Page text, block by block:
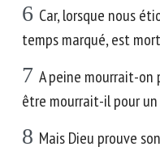
6 Car, lorsque nous
temps marqué, est
7 A peine mourrait-
être mourrait-il pour
8 Mais Dieu prouve